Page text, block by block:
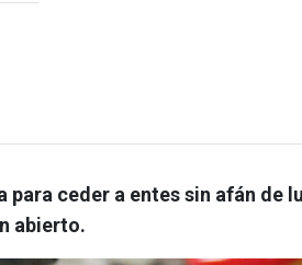
para ceder a entes sin afán de
abierto.